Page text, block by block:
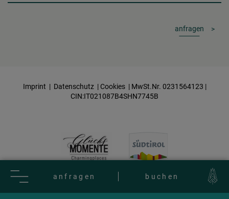
anfragen buchen
anfragen
Imprint | Datenschutz| Cookies| MwSt.Nr. 0231564123 |
CIN:IT021087B4SHN7745B